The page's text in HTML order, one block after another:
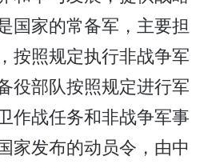
国家的常备军，主要担
按照规定执行非战争军
役部队按照规定进行军
作战任务和非战争军事
家发布的动员令，由中